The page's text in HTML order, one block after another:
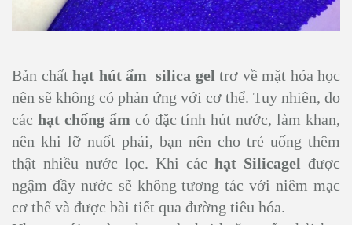
Bản chất hạt hút ẩm silica gel trơ về mặt hóa học
nên sẽ không có phản ứng với cơ thể. Tuy nhiên, do
các hạt chống ẩmcó đặc tính hút nước, làm khan,
nên khi lỡ nuốt phải, bạn nên cho trẻ uống thêm
thật nhiều nước lọc. Khi các hạt Silicagel được
ngậm đầy nước sẽ không tương tác với niêm mạc
cơ thể và được bài tiết qua đường tiêu hóa.